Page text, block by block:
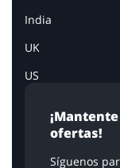
ofertas!
Síguenos
India
UK
US